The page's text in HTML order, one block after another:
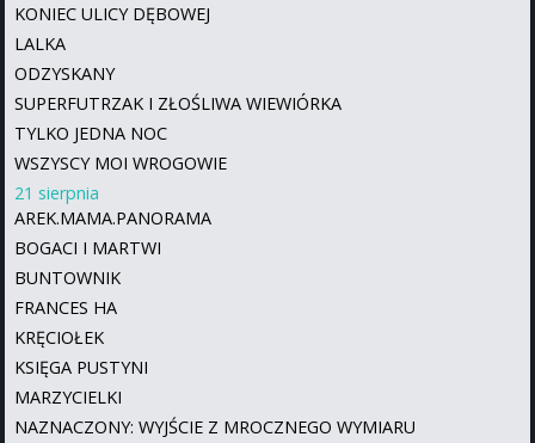
KONIEC ULICY DĘBOWEJ
LALKA
ODZYSKANY
SUPERFUTRZAK I ZŁOŚLIWA WIEWIÓRKA
TYLKO JEDNA NOC
WSZYSCY MOI WROGOWIE
21 sierpnia
AREK.MAMA.PANORAMA
BOGACI I MARTWI
BUNTOWNIK
FRANCES HA
KRĘCIOŁEK
KSIĘGA PUSTYNI
MARZYCIELKI
NAZNACZONY: WYJŚCIE Z MROCZNEGO WYMIARU